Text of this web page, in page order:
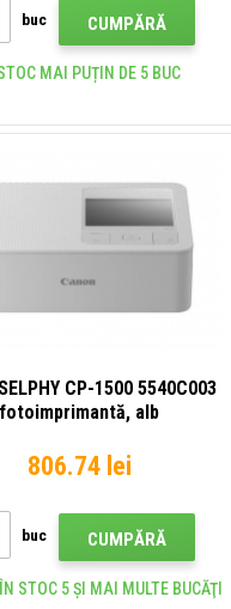
buc CUMPĂRĂ
MAI PUȚIN DE 5 BUC
CP-1500 5540C003
fotoimprimantă, alb
806.74 lei
buc CUMPĂRĂ
STOC 5 ȘI MAI MULTE BUCĂŢI